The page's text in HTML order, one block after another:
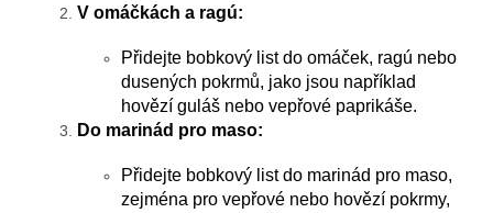
V omáčkách a ragú:
Přidejte bobkový list do omáček, ragú nebo
dusených pokrmů, jako jsou například
hovězí guláš nebo vepřové paprikáše.
Do marinád pro maso:
Přidejte bobkový list do marinád pro maso,
zejména pro vepřové nebo hovězí pokrmy,